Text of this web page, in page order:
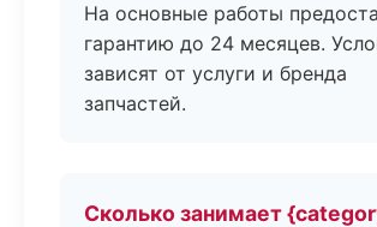
На основные работы
гарантию до 24 месяцев.
зависят от услуги и бренда
запчастей.
Сколько занимает